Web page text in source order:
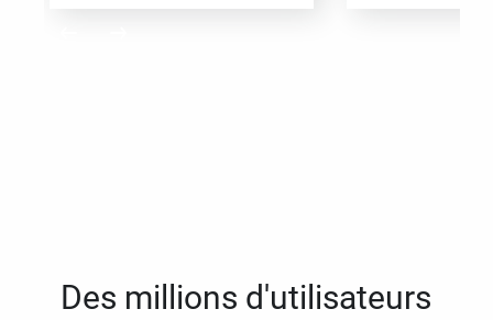
Des millions d'utilisateurs